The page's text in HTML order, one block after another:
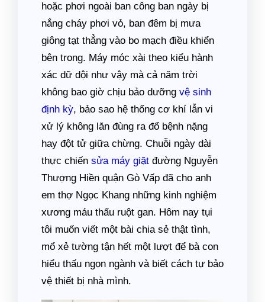
hoặc phơi ngoài ban công ban ngày bị
nắng cháy phơi vỏ, ban đêm bị mưa
giông tạt thẳng vào bo mạch điều khiển
bên trong. Máy móc xài theo kiểu hành
xác dữ dội như vậy mà cả năm trời
không bao giờ chịu bảo dưỡng vệ sinh
định kỳ, bảo sao hệ thống cơ khí lẫn vi
xử lý không lăn đùng ra đổ bệnh nặng
hay đột tử giữa chừng. Chuỗi ngày dài
thực chiến sửa máy giặt đường Nguyễn
Thượng Hiền quận Gò Vấp đã cho anh
em thợ Ngọc Khang những kinh nghiệm
xương máu thấu ruột gan. Hôm nay tụi
tôi muốn viết một bài chia sẻ thật tình,
mổ xẻ tường tận hết một lượt để bà con
hiểu thấu ngọn ngành và biết cách tự bảo
vệ thiết bị nhà mình.